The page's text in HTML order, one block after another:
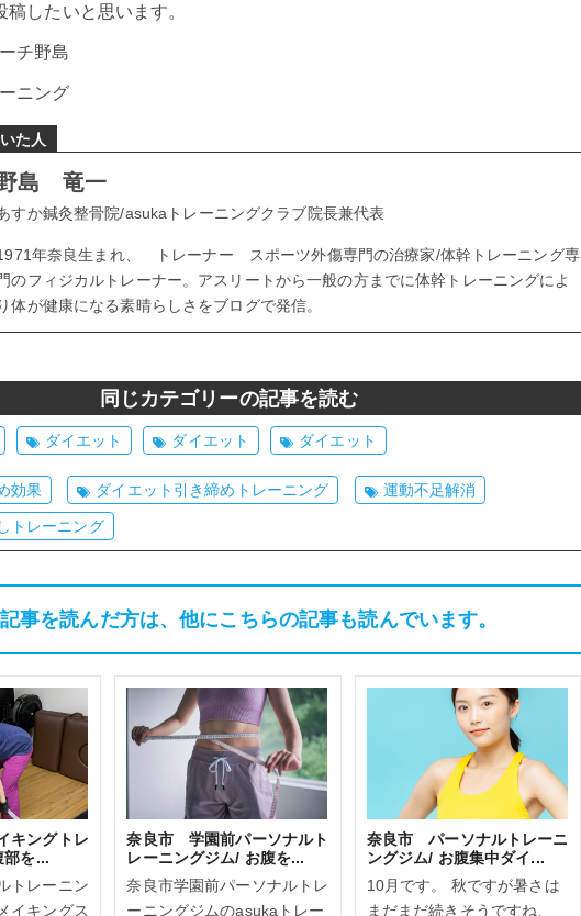
したいと思います。
チ野島
ニング
た人
島 竜一
すか鍼灸整骨院/asukaトレーニングクラブ院長兼代表
年奈良生まれ、 トレーナー スポーツ外傷専門の治療家/体幹トレーニング専
のフィジカルトレーナー。アスリートから一般の方までに体幹トレーニングによ
り体が健康になる素晴らしさをブログで発信。
同じカテゴリーの記事を読む
ダイエット ダイエット ダイエット
効果 ダイエット引き締めトレーニング 運動不足解消
トレーニング
事を読んだ方は、他にこちらの記事も読んでいます。
キングトレ
部を...
トレーニン
イキングス
奈良市 学園前パーソナルト
レーニングジム/ お腹を...
奈良市学園前パーソナルトレ
ーニングジムのasukaトレー
奈良市 パーソナルトレーニ
ングジム/ お腹集中ダイ...
10月です。 秋ですが暑さは
まだまだ続きそうですね、